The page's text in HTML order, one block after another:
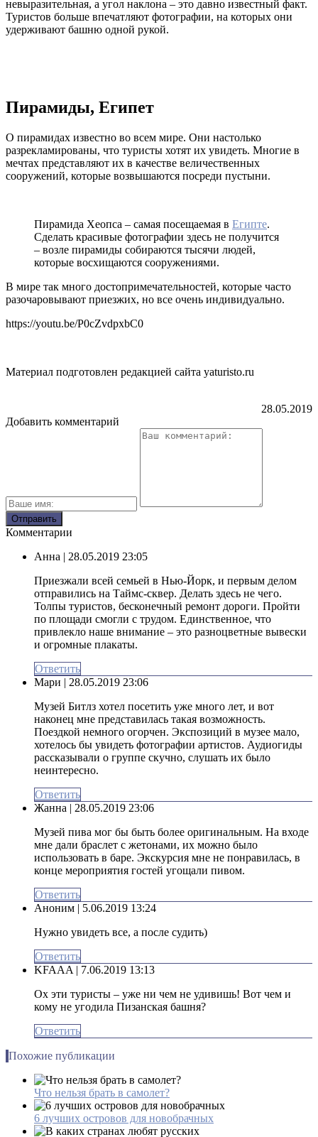
невыразительная, а угол наклона – это давно известный факт.
Туристов больше впечатляют фотографии, на которых они
удерживают башню одной рукой.
Пирамиды, Египет
О пирамидах известно во всем мире. Они настолько
разрекламированы, что туристы хотят их увидеть. Многие в
мечтах представляют их в качестве величественных
сооружений, которые возвышаются посреди пустыни.
Пирамида Хеопса – самая посещаемая в Египте.
Сделать красивые фотографии здесь не получится
– возле пирамиды собираются тысячи людей,
которые восхищаются сооружениями.
В мире так много достопримечательностей, которые часто
разочаровывают приезжих, но все очень индивидуально.
https://youtu.be/P0cZvdpxbC0
Материал подготовлен редакцией сайта yaturisto.ru
28.05.2019
Добавить комментарий
Комментарии
Анна | 28.05.2019 23:05
Приезжали всей семьей в Нью-Йорк, и первым делом
отправились на Таймс-сквер. Делать здесь не чего.
Толпы туристов, бесконечный ремонт дороги. Пройти
по площади смогли с трудом. Единственное, что
привлекло наше внимание – это разноцветные вывески
и огромные плакаты.
Ответить
Мари | 28.05.2019 23:06
Музей Битлз хотел посетить уже много лет, и вот
наконец мне представилась такая возможность.
Поездкой немного огорчен. Экспозиций в музее мало,
хотелось бы увидеть фотографии артистов. Аудиогиды
рассказывали о группе скучно, слушать их было
неинтересно.
Ответить
Жанна | 28.05.2019 23:06
Музей пива мог бы быть более оригинальным. На входе
мне дали браслет с жетонами, их можно было
использовать в баре. Экскурсия мне не понравилась, в
конце мероприятия гостей угощали пивом.
Ответить
Аноним | 5.06.2019 13:24
Нужно увидеть все, а после судить)
Ответить
KFAAA | 7.06.2019 13:13
Ох эти туристы – уже ни чем не удивишь! Вот чем и
кому не угодила Пизанская башня?
Ответить
Похожие публикации
Что нельзя брать в самолет?
6 лучших островов для новобрачных